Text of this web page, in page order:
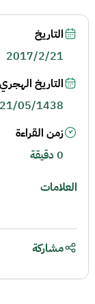
التاريخ
2017/2/21
التاريخ الهجري
21/05/1438
زمن القراءة
0 دقيقة
العلامات
مشاركة